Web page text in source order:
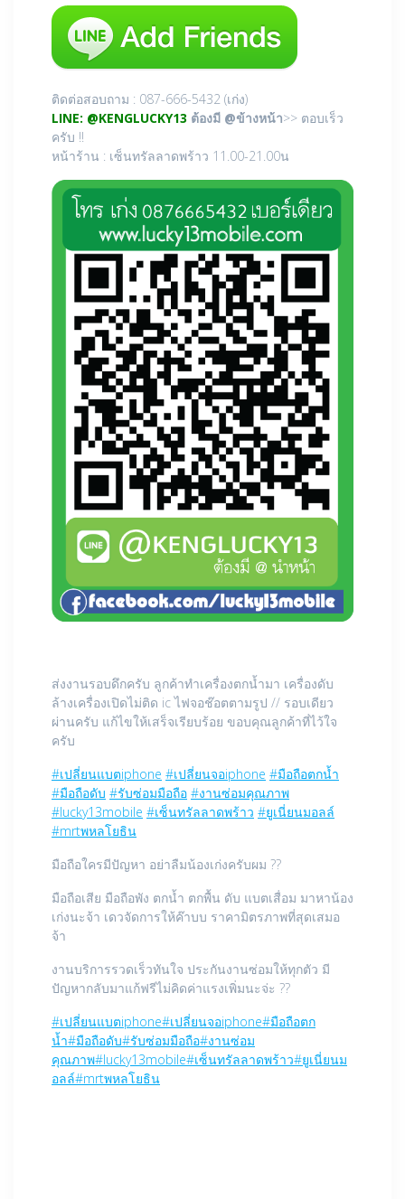
ติดต่อสอบถาม : 087-666-5432 (เก่ง)
LINE: @KENGLUCKY13 ต้องมี @ข้างหน้า>> ตอบเร็ว
ครับ !!
หน้าร้าน : เซ็นทรัลลาดพร้าว 11.00-21.00น
ส่งงานรอบดึกครับ ลูกค้าทำเครื่องตกน้ำมา เครื่องดับ
ล้างเครื่องเปิดไม่ติด ic ไฟจอช๊อตตามรูป // รอบเดียว
ผ่านครับ แก้ไขให้เสร็จเรียบร้อย ขอบคุณลูกค้าที่ไว้ใจ
ครับ
#เปลี่ยนแบตiphone #เปลี่ยนจอiphone #มือถือตกน้ำ
#มือถือดับ #รับซ่อมมือถือ #งานซ่อมคุณภาพ
#lucky13mobile #เซ็นทรัลลาดพร้าว #ยูเนี่ยนมอลล์
#mrtพหลโยธิน
มือถือใครมีปัญหา อย่าลืมน้องเก่งครับผม ??
มือถือเสีย มือถือพัง ตกน้ำ ตกพื้น ดับ แบตเสื่อม มาหาน้อง
เก่งนะจ้า เดวจัดการให้ค๊าบบ ราคามิตรภาพที่สุดเสมอ
จ้า
งานบริการรวดเร็วทันใจ ประกันงานซ่อมให้ทุกตัว มี
ปัญหากลับมาแก้ฟรีไม่คิดค่าแรงเพิ่มนะจ่ะ ??
#เปลี่ยนแบตiphone#เปลี่ยนจอiphone#มือถือตก
น้ำ#มือถือดับ#รับซ่อมมือถือ#งานซ่อม
คุณภาพ#lucky13mobile#เซ็นทรัลลาดพร้าว#ยูเนี่ยนม
อลล์#mrtพหลโยธิน